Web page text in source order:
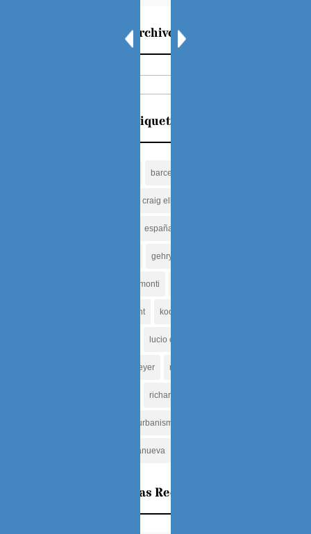
Archivos
Etiquetas
barcelona
craig ellwood
españa
gehry
jorge rigamonti
komendant koolhaas
lucio costa
niemeyer norman
richard rogers
urbanismo
villanueva
Entradas Recientes